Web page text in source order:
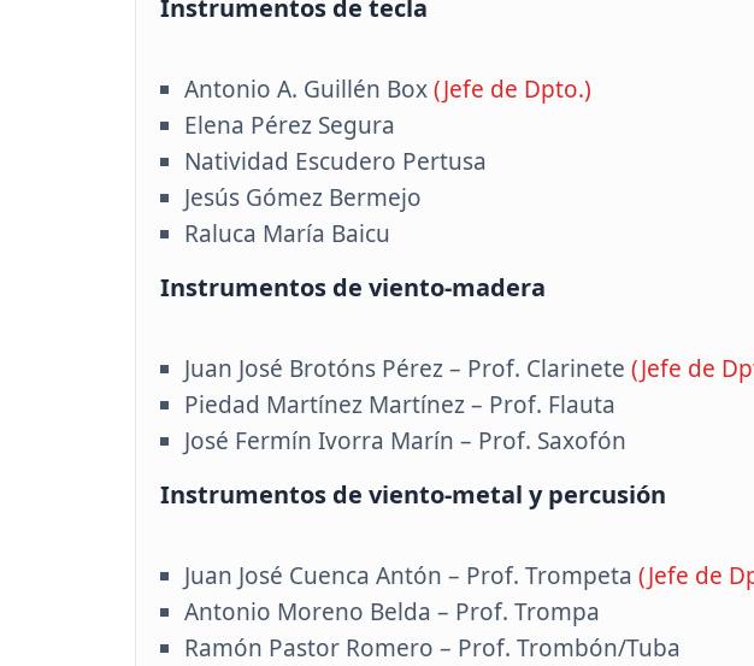
Instrumentos de tecla
Antonio A. Guillén Box(Jefe de Dpto.)
Elena Pérez Segura
Natividad Escudero Pertusa
Jesús Gómez Bermejo
Raluca María Baicu
Instrumentos de viento-madera
Juan José Brotóns Pérez – Prof. Clarinete (Jefe de
Piedad Martínez Martínez – Prof. Flauta
José Fermín Ivorra Marín – Prof. Saxofón
Instrumentos de viento-metal y percusión
Juan José Cuenca Antón – Prof. Trompeta (Jefe de
Antonio Moreno Belda – Prof. Trompa
Ramón Pastor Romero – Prof. Trombón/Tuba